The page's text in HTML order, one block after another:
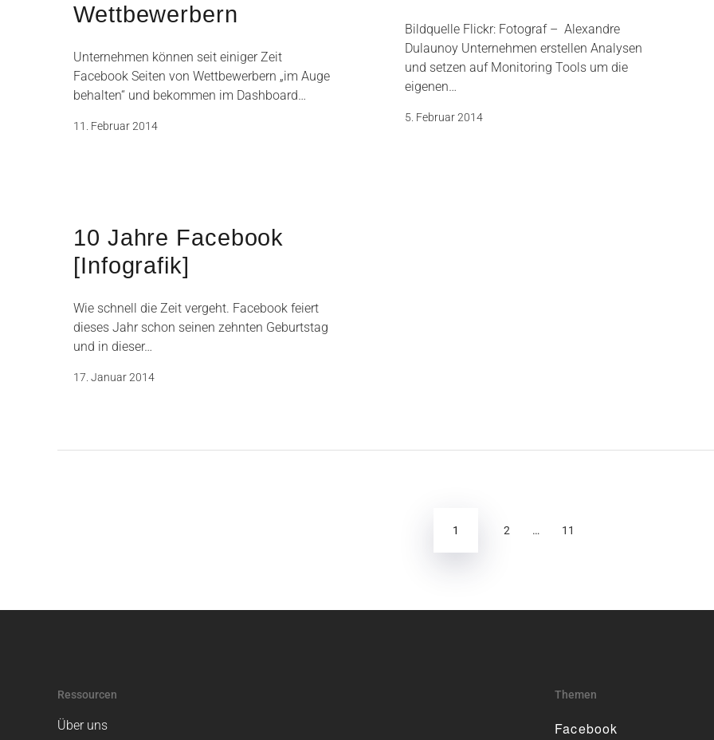
Wettbewerbern
Unternehmen können seit einiger Zeit
Facebook Seiten von Wettbewerbern „im Auge
behalten“ und bekommen im Dashboard…
11. Februar 2014
Bildquelle Flickr: Fotograf – Alexandre
Dulaunoy Unternehmen erstellen Analysen
und setzen auf Monitoring Tools um die
eigenen…
5. Februar 2014
10 Jahre Facebook
[Infografik]
Wie schnell die Zeit vergeht. Facebook feiert
dieses Jahr schon seinen zehnten Geburtstag
und in dieser…
17. Januar 2014
1 2 … 11
Ressourcen
Über uns
Themen
Facebook